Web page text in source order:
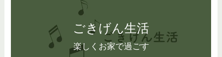
ごきげん生活
楽しくお家で過ごす